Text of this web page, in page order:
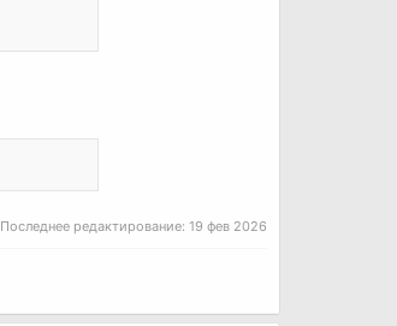
Последнее редактирование: 19 фев 2026